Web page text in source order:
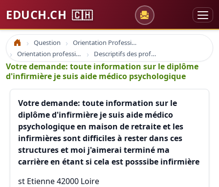
EDUCH.CH 🇨🇭
Accueil Question
Orientation Professionnelle
Orientation professionnelle et professionnel
Descriptifs des professions
Votre demande: toute information sur le diplôme
d'infirmière je suis aide médico psychologique
Votre demande: toute information sur le
diplôme d'infirmière je suis aide médico
psychologique en maison de retraite et les
infirmières sont difficiles à rester dans ces
structures et moi j'aimerai terminé ma
carrière en étant si cela est posssibe infirmière
st Etienne 42000 Loire